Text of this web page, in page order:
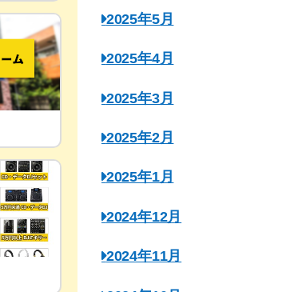
2025年5月
2025年4月
2025年3月
2025年2月
2025年1月
2024年12月
2024年11月